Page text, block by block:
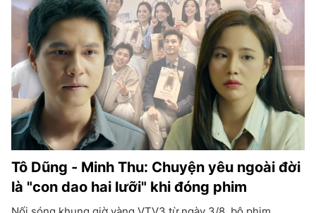
Tô Dũng - Minh Thu: Chuyện yêu ngoài đời
là "con dao hai lưỡi" khi đóng phim